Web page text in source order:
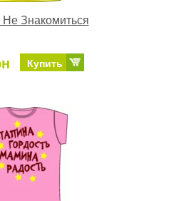
Знакомиться
Купить